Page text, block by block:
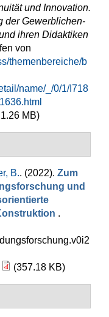
und Innovation.
der Gewerblichen-
ihren Didaktiken
von
themenbereiche/b
name/_/0/1/I718
MB)
B.. (2022). Zum
und
.
(357.18 KB)